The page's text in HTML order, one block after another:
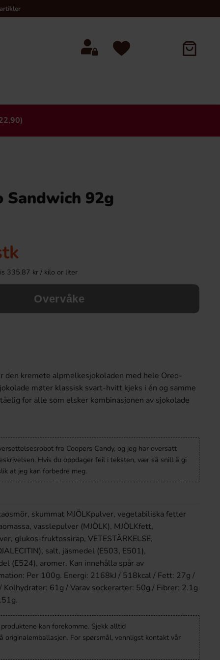
22.90 kr
Köp Köp
Sandwich 92g
335.87 kr / kilo or liter
Overvåke
den kremete alpmelkesjokoladen med hele Oreo-
møter klassisk svart-hvitt kjeks i én og samme
for alle som elsker kombinasjonen av sjokolade
fra Coopers Candy, og jeg har oversatt
Hvis du oppdager feil i teksten, vær så snill å gi
at jeg kan forbedre meg.
skummat MJÖLKpulver, vegetabiliska fetter
vasslepulver (MJÖLK), MJÖLKfett,
glukos-fruktossirap, VETESTÄRKELSE,
salt, jäsmedel (E503, E501),
(E524), aromer. Kan innehålla spår av
Per 100g. Energi: 2168kJ / 518kcal / Fett: 27g /
61g / Varav sockerarter: 50g / Fibrer: 2.1g
kan forekomme. Sjekk alltid
originalemballasjen. For spørsmål, vennligst kontakt vår